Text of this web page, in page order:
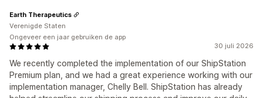
30 juli 2026
We recently completed the implementation of our ShipStation
Premium plan, and we had a great experience working with our
implementation manager, Chelly Bell. ShipStation has already
Earth Therapeutics
Verenigde Staten
Ongeveer een jaar gebruiken de app